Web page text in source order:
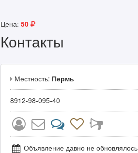
Цена: 50
Контакты
Местность: Пермь
8912-98-095-40
Объявление давно не обновлялось